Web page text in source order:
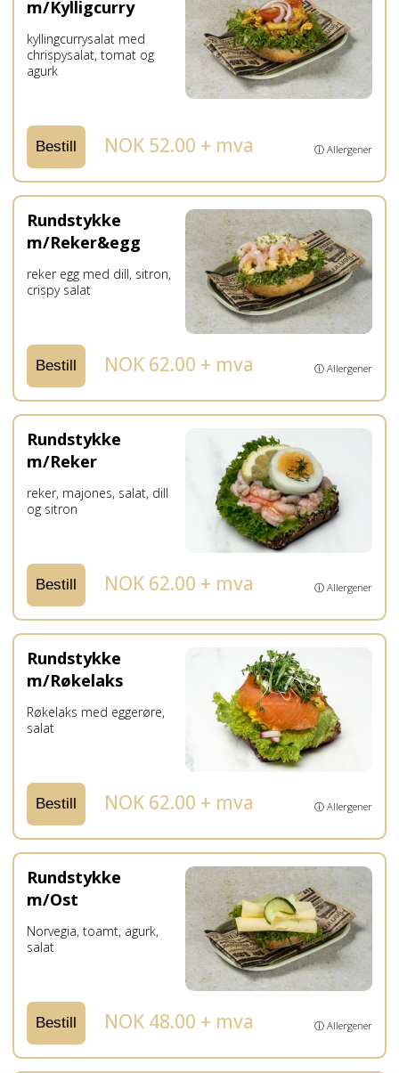
m/Kylligcurry
kyllingcurrysalat med
chrispysalat, tomat og
agurk
Bestill NOK 52.00 + mva ⓘ Allergener
Rundstykke
m/Reker&egg
reker egg med dill, sitron,
crispy salat
Bestill NOK 62.00 + mva ⓘ Allergener
Rundstykke
m/Reker
reker, majones, salat, dill
og sitron
Bestill NOK 62.00 + mva ⓘ Allergener
Rundstykke
m/Røkelaks
Røkelaks med eggerøre,
salat
Bestill NOK 62.00 + mva ⓘ Allergener
Rundstykke
m/Ost
Norvegia, toamt, agurk,
salat
Bestill NOK 48.00 + mva ⓘ Allergener